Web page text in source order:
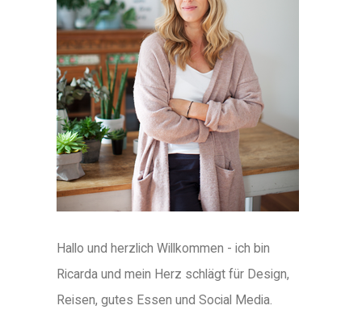
Hallo und herzlich Willkommen - ich bin
Ricarda und mein Herz schlägt für Design,
Reisen, gutes Essen und Social Media.